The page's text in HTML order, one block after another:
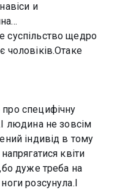
и
суспільство щедро
чоловіків.Отаке
специфічну
людина не зовсім
індивід в тому
квіти
дуже треба на
розсунула.І